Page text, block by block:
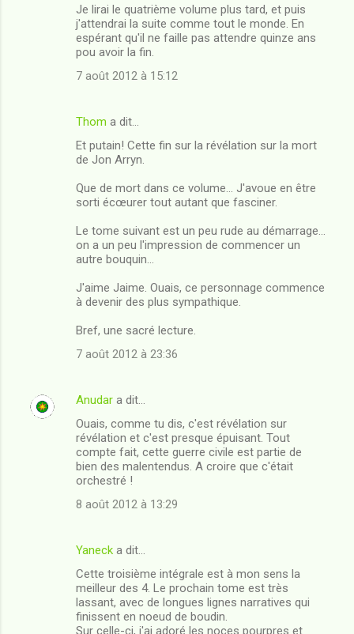
Je lirai le quatrième volume plus tard, et puis
j'attendrai la suite comme tout le monde. En
espérant qu'il ne faille pas attendre quinze ans
pou avoir la fin.
7 août 2012 à 15:12
Thom a dit…
Et putain! Cette fin sur la révélation sur la mort
de Jon Arryn.
Que de mort dans ce volume... J'avoue en être
sorti écœurer tout autant que fasciner.
Le tome suivant est un peu rude au démarrage...
on a un peu l'impression de commencer un
autre bouquin...
J'aime Jaime. Ouais, ce personnage commence
à devenir des plus sympathique.
Bref, une sacré lecture.
7 août 2012 à 23:36
Anudar a dit…
Ouais, comme tu dis, c'est révélation sur
révélation et c'est presque épuisant. Tout
compte fait, cette guerre civile est partie de
bien des malentendus. A croire que c'était
orchestré !
8 août 2012 à 13:29
Yaneck a dit…
Cette troisième intégrale est à mon sens la
meilleur des 4. Le prochain tome est très
lassant, avec de longues lignes narratives qui
finissent en noeud de boudin.
Sur celle-ci, j'ai adoré les noces pourpres et